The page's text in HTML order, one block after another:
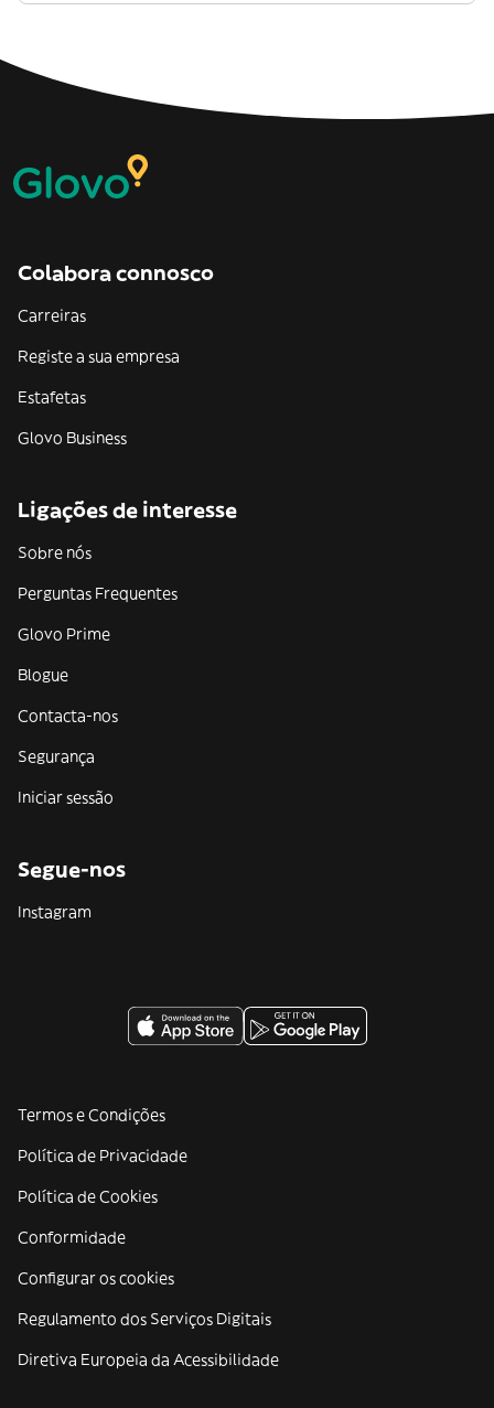
Colabora connosco
Carreiras
Registe a sua empresa
Estafetas
Glovo Business
Ligações de interesse
Sobre nós
Perguntas Frequentes
Glovo Prime
Blogue
Contacta-nos
Segurança
Iniciar sessão
Segue-nos
Instagram
Termos e Condições
Política de Privacidade
Política de Cookies
Conformidade
Configurar os cookies
Regulamento dos Serviços Digitais
Diretiva Europeia da Acessibilidade